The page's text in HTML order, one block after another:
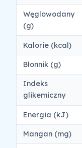
Węglowodany
(g)
Kalorie (kcal)
Błonnik (g)
Indeks
glikemiczny
Energia (kJ)
Mangan (mg)